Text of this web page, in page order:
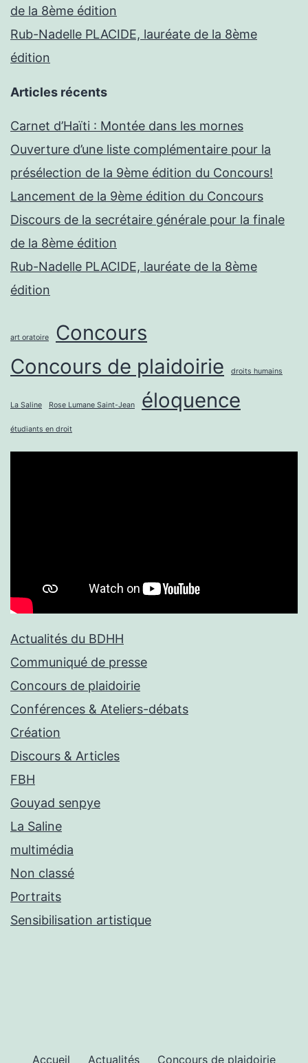
de la 8ème édition
Rub-Nadelle PLACIDE, lauréate de la 8ème
édition
Articles récents
Carnet d’Haïti : Montée dans les mornes
Ouverture d’une liste complémentaire pour la
présélection de la 9ème édition du Concours!
Lancement de la 9ème édition du Concours
Discours de la secrétaire générale pour la finale
de la 8ème édition
Rub-Nadelle PLACIDE, lauréate de la 8ème
édition
art oratoire
Concours
Concours de plaidoirie
droits humains
La Saline Rose Lumane Saint-Jean éloquence
étudiants en droit
Actualités du BDHH
Communiqué de presse
Concours de plaidoirie
Conférences & Ateliers-débats
Création
Discours & Articles
FBH
Gouyad senpye
La Saline
multimédia
Non classé
Portraits
Sensibilisation artistique
Accueil Actualités Concours de plaidoirie